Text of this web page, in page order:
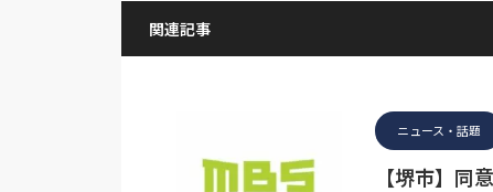
関連記事
ニュース・話題
【堺市】